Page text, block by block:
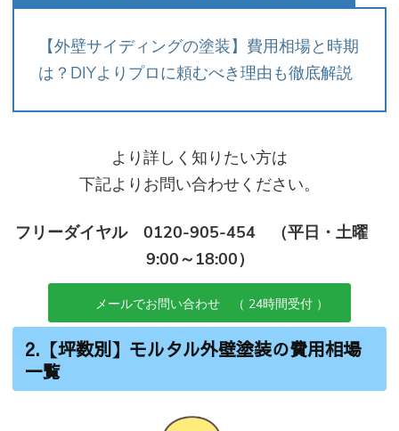
【外壁サイディングの塗装】費用相場と時期
は？DIYよりプロに頼むべき理由も徹底解説
より詳しく知りたい方は
下記よりお問い合わせください。
フリーダイヤル 0120-905-454 （平日・土曜
9:00～18:00）
メールでお問い合わせ （ 24時間受付 ）
2.【坪数別】モルタル外壁塗装の費用相場
一覧